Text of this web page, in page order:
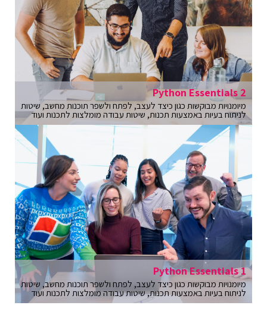
Python Essentials 2
מיומנויות מבוקשות כגון כיצד לעצב, לפתח ולשפר תוכנות מחשב, שיטות
לניתוח בעיות באמצעות תכנות, שיטות עבודה מומלצות לתכנות ועוד
Python Essentials 1
מיומנויות מבוקשות כגון כיצד לעצב, לפתח ולשפר תוכנות מחשב, שיטות
לניתוח בעיות באמצעות תכנות, שיטות עבודה מומלצות לתכנות ועוד